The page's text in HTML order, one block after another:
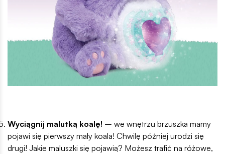
Wyciągnij malutką koalę! – we wnętrzu brzuszka mamy
pojawi się pierwszy mały koala! Chwilę później urodzi się
drugi! Jakie maluszki się pojawią? Możesz trafić na różowe,